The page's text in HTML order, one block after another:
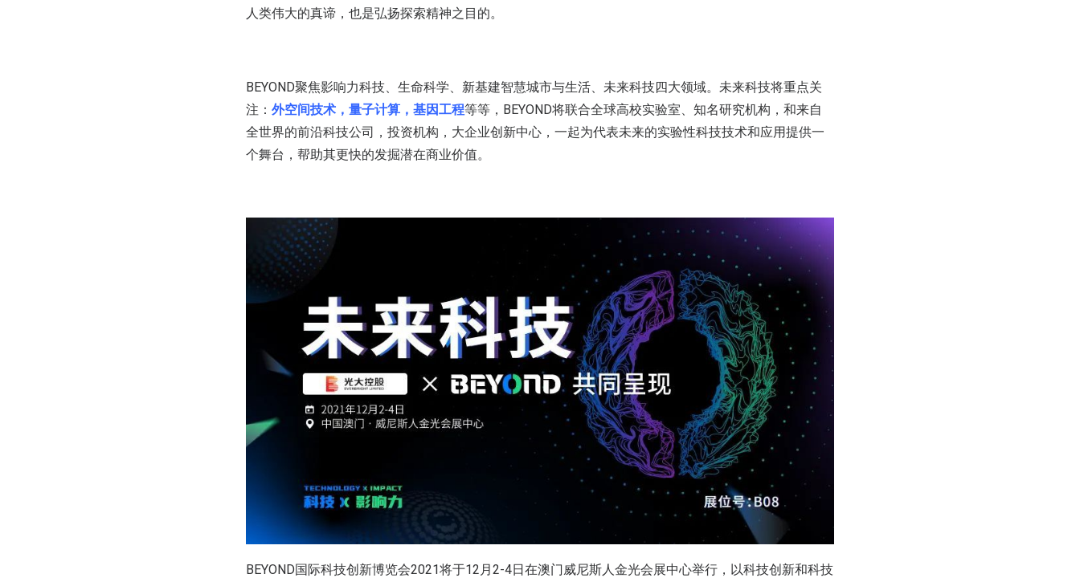
人类伟大的真谛，也是弘扬探索精神之目的。
BEYOND聚焦影响力科技、生命科学、新基建智慧城市与生活、未来科技四大领域。未来科技将重点关
注： 外空间技术，量子计算，基因工程等等，BEYOND将联合全球高校实验室、知名研究机构，和来自
全世界的前沿科技公司，投资机构，大企业创新中心，一起为代表未来的实验性科技技术和应用提供一
个舞台，帮助其更快的发掘潜在商业价值。
BEYOND国际科技创新博览会2021将于12月2-4日在澳门威尼斯人金光会展中心举行，以科技创新和科技